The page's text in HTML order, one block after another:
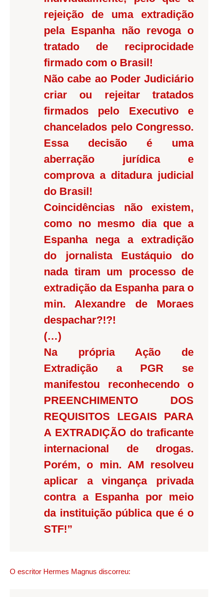
rejeição de uma extradição
pela Espanha não revoga o
tratado de reciprocidade
firmado com o Brasil!
Não cabe ao Poder Judiciário
criar ou rejeitar tratados
firmados pelo Executivo e
chancelados pelo Congresso.
Essa decisão é uma
aberração jurídica e
comprova a ditadura judicial
do Brasil!
Coincidências não existem,
como no mesmo dia que a
Espanha nega a extradição
do jornalista Eustáquio do
nada tiram um processo de
extradição da Espanha para o
min. Alexandre de Moraes
despachar?!?!
(…)
Na própria Ação de
Extradição a PGR se
manifestou reconhecendo o
PREENCHIMENTO DOS
REQUISITOS LEGAIS PARA
A EXTRADIÇÃO do traficante
internacional de drogas.
Porém, o min. AM resolveu
aplicar a vingança privada
contra a Espanha por meio
da instituição pública que é o
STF!”
O escritor Hermes Magnus discorreu: